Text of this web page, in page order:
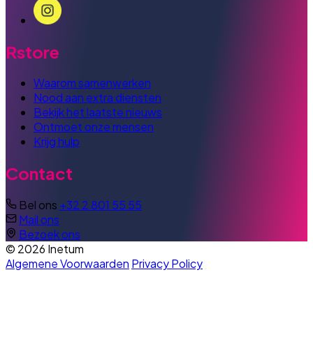
Rstore
Waarom samenwerken
Nood aan extra diensten
Bekijk het laatste nieuws
Ontmoet onze mensen
Krijg hulp
Contact
Bel ons +32 2 801 55 55
Mail ons
Bezoek ons
© 2026 Inetum
Algemene Voorwaarden Privacy Policy